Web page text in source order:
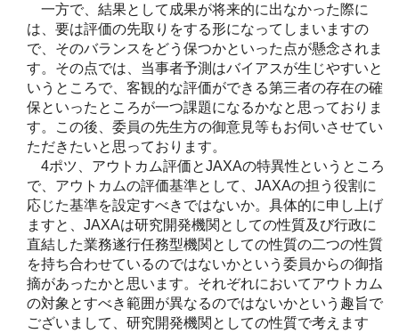
一方で、結果として成果が将来的に出なかった際に
は、要は評価の先取りをする形になってしまいますの
で、そのバランスをどう保つかといった点が懸念されま
す。その点では、当事者予測はバイアスが生じやすいと
いうところで、客観的な評価ができる第三者の存在の確
保といったところが一つ課題になるかなと思っておりま
す。この後、委員の先生方の御意見等もお伺いさせてい
ただきたいと思っております。
4ポツ、アウトカム評価とJAXAの特異性というところ
で、アウトカムの評価基準として、JAXAの担う役割に
応じた基準を設定すべきではないか。具体的に申し上げ
ますと、JAXAは研究開発機関としての性質及び行政に
直結した業務遂行任務型機関としての性質の二つの性質
を持ち合わせているのではないかという委員からの御指
摘があったかと思います。それぞれにおいてアウトカム
の対象とすべき範囲が異なるのではないかという趣旨で
ございまして、研究開発機関としての性質で考えます